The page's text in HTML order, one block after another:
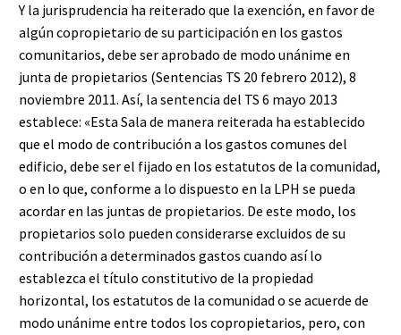
Y la jurisprudencia ha reiterado que la exención, en favor de
algún copropietario de su participación en los gastos
comunitarios, debe ser aprobado de modo unánime en
junta de propietarios (Sentencias TS 20 febrero 2012), 8
noviembre 2011. Así, la sentencia del TS 6 mayo 2013
establece: «Esta Sala de manera reiterada ha establecido
que el modo de contribución a los gastos comunes del
edificio, debe ser el fijado en los estatutos de la comunidad,
o en lo que, conforme a lo dispuesto en la LPH se pueda
acordar en las juntas de propietarios. De este modo, los
propietarios solo pueden considerarse excluidos de su
contribución a determinados gastos cuando así lo
establezca el título constitutivo de la propiedad
horizontal, los estatutos de la comunidad o se acuerde de
modo unánime entre todos los copropietarios, pero, con